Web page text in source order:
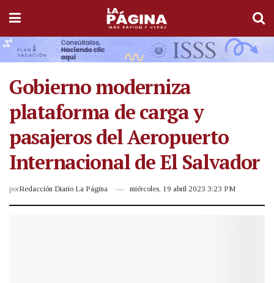
Gobierno moderniza
plataforma de carga y
pasajeros del Aeropuerto
Internacional de El Salvador
porRedacción Diario La Página miércoles, 19 abril 2023 3:23 PM